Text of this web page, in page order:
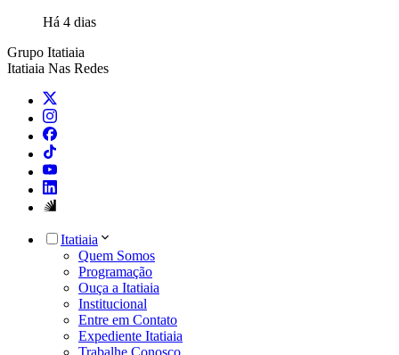
Há 4 dias
Grupo Itatiaia
Itatiaia Nas Redes
Itatiaia
Quem Somos
Programação
Ouça a Itatiaia
Institucional
Entre em Contato
Expediente Itatiaia
Trabalhe Conosco